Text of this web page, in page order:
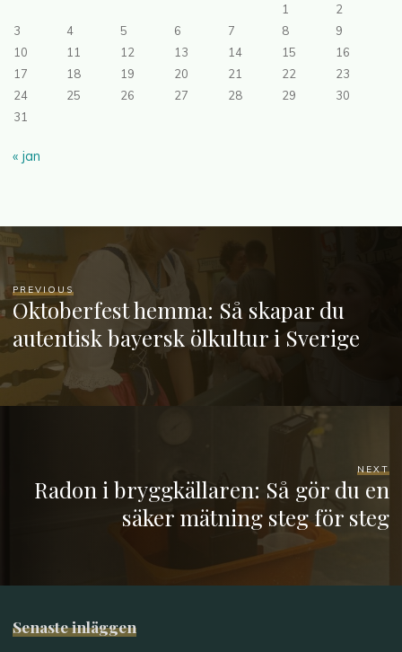
1
2
3
4 5 6 7 8
9
10
11 12 13 14 15
16
17
18 19 20 21 22
23
24
25 26 27 28 29
30
31
« jan
PREVIOUS
Oktoberfest hemma: Så skapar du
autentisk bayersk ölkultur i Sverige
NEXT
Radon i bryggkällaren: Så gör du en
säker mätning steg för steg
Senaste inläggen